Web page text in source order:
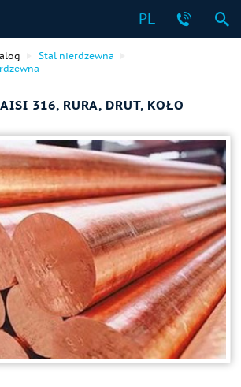
PL
Stal nierdzewna
316, RURA, DRUT, KOŁO